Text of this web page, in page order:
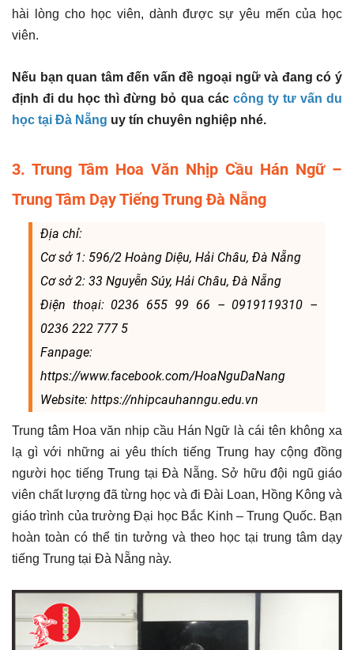
hài lòng cho học viên, dành được sự yêu mến của học
viên.
Nếu bạn quan tâm đến vấn đề ngoại ngữ và đang có ý
định đi du học thì đừng bỏ qua các công ty tư vấn du
học tại Đà Nẵng uy tín chuyên nghiệp nhé.
3. Trung Tâm Hoa Văn Nhịp Cầu Hán Ngữ –
Trung Tâm Dạy Tiếng Trung Đà Nẵng
Địa chỉ:
Cơ sở 1: 596/2 Hoàng Diệu, Hải Châu, Đà Nẵng
Cơ sở 2: 33 Nguyễn Súy, Hải Châu, Đà Nẵng
Điện thoại: 0236 655 99 66 – 0919119310 –
0236 222 777 5
Fanpage:
https://www.facebook.com/HoaNguDaNang
Website: https://nhipcauhanngu.edu.vn
Trung tâm Hoa văn nhịp cầu Hán Ngữ là cái tên không xa
lạ gì với những ai yêu thích tiếng Trung hay cộng đồng
người học tiếng Trung tại Đà Nẵng. Sở hữu đội ngũ giáo
viên chất lượng đã từng học và đi Đài Loan, Hồng Kông và
giáo trình của trường Đại học Bắc Kinh – Trung Quốc. Bạn
hoàn toàn có thể tin tưởng và theo học tại trung tâm dạy
tiếng Trung tại Đà Nẵng này.